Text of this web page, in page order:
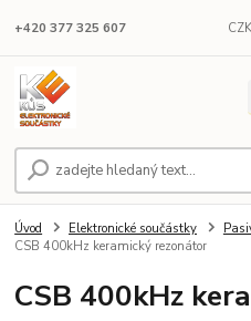
+420 377 325 607
Úvod Elektronické součástky
CSB 400kHz keramický rezonátor
CSB 400kHz